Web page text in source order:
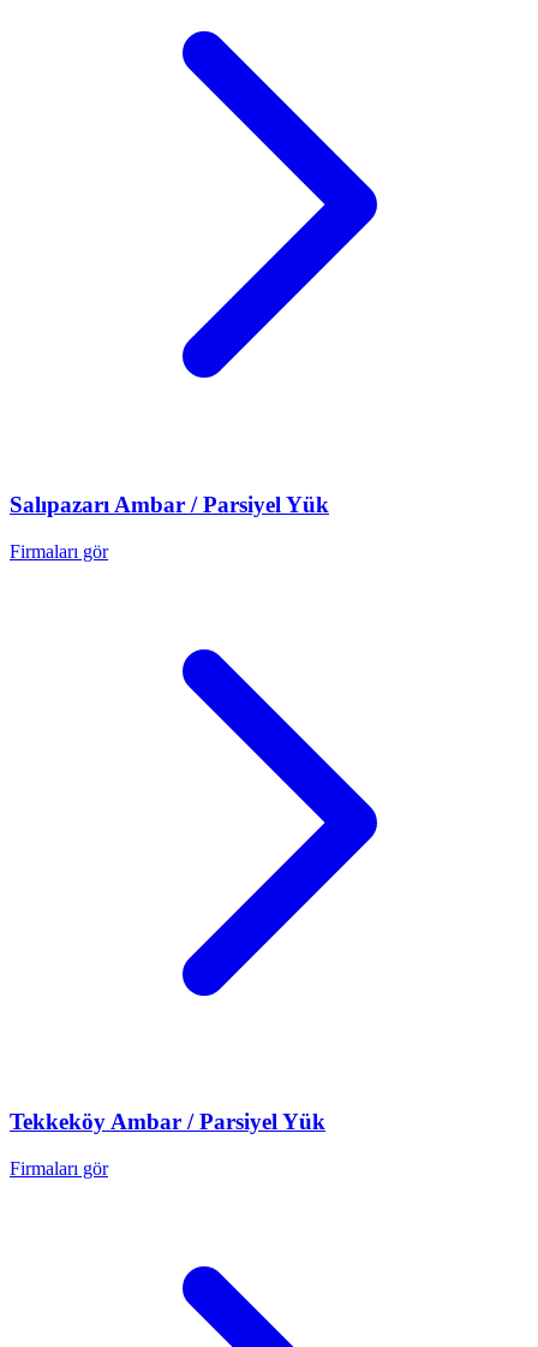
Salıpazarı Ambar / Parsiyel Yük
Firmaları gör
TekkeköyAmbar / Parsiyel Yük
Firmaları gör